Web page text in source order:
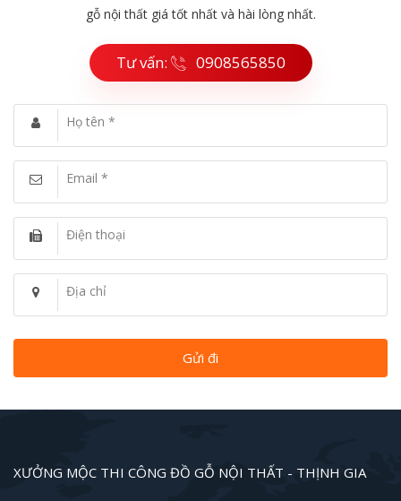
gỗ nội thất giá tốt nhất và hài lòng nhất.
Tư vấn: 0908565850
Họ tên *
Email *
Điện thoại
Địa chỉ
XƯỞNG MỘC THI CÔNG ĐỒ GỖ NỘI THẤT - THỊNH GIA